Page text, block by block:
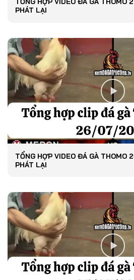
PHÁT LẠI
TỔNG HỢP VIDEO ĐÁ GÀ
PHÁT LẠI